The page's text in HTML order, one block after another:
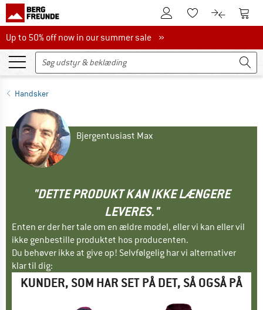
Til kundekontoenTil huskesedlen.
Til Til
Up to 50% off now in our summer sale
Up to 50% off now in our summer sale »
Handsker
Bjergentusiast Max
"DETTE PRODUKT KAN IKKE LÆNGERE
LEVERES."
Enten er der her tale om en ældre model, eller vi kan eller vil
ikke genbestille produktet hos producenten.
Du behøver ikke at give op! Selvfølgelig har vi alternativer
klar til dig:
KUNDER, SOM HAR SET PÅ DET, SÅ OGSÅ PÅ